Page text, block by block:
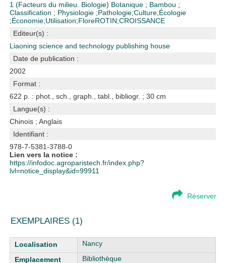
1 (Facteurs du milieu. Biologie) Botanique ; Bambou ;
Classification ; Physiologie ;Pathologie;Culture;Écologie
;Économie;Utilisation;FloreROTIN;CROISSANCE
Editeur(s) :
Liaoning science and technology publishing house
Date de publication :
2002
Format :
622 p. : phot., sch., graph., tabl., bibliogr. ; 30 cm
Langue(s) :
Chinois ;Anglais
Identifiant :
978-7-5381-3788-0
Lien vers la notice :
https://infodoc.agroparistech.fr/index.php?
lvl=notice_display&id=99911
Réserver
EXEMPLAIRES (1)
Liste des exemplaires
Nancy
Bibliothèque